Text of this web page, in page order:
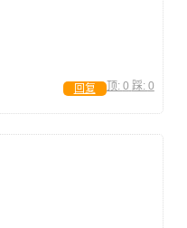
顶: 0 踩: 0
回复